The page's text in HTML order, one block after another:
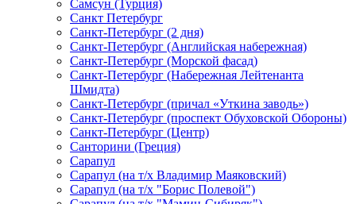
Самсун (Турция)
Санкт Петербург
Санкт-Петербург (2 дня)
Санкт-Петербург (Английская набережная)
Санкт-Петербург (Морской фасад)
Санкт-Петербург (Набережная Лейтенанта
Шмидта)
Санкт-Петербург (причал «Уткина заводь»)
Санкт-Петербург (проспект Обуховской Обороны)
Санкт-Петербург (Центр)
Санторини (Греция)
Сарапул
Сарапул (на т/х Владимир Маяковский)
Сарапул (на т/х "Борис Полевой")